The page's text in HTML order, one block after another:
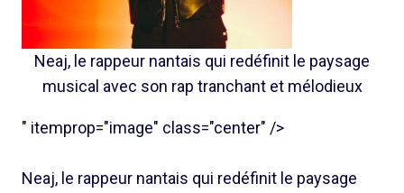
Neaj, le rappeur nantais qui redéfinit le paysage
musical avec son rap tranchant et mélodieux
" itemprop="image" class="center" />
Neaj, le rappeur nantais qui redéfinit le paysage